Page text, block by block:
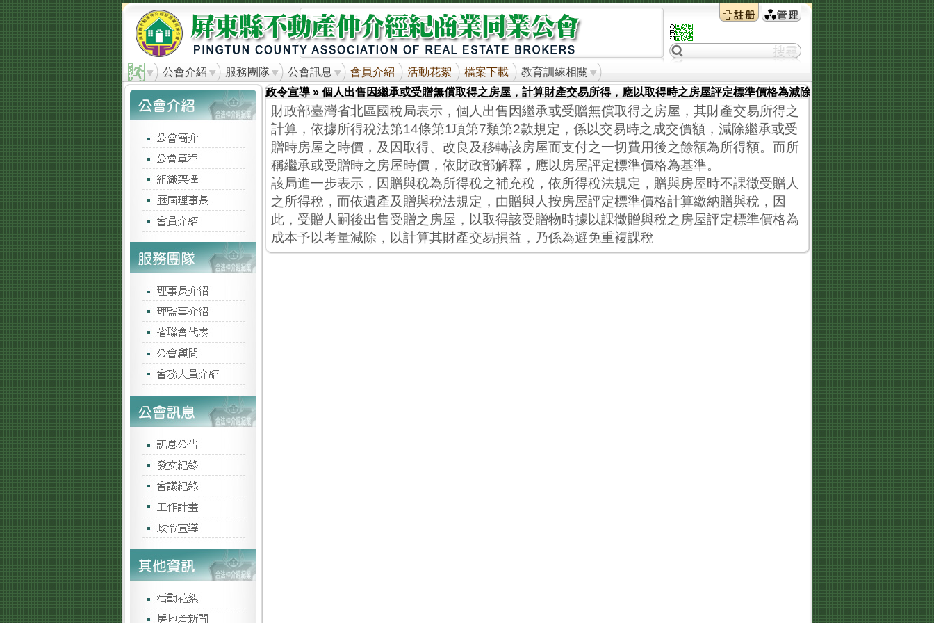
公會介紹 服務團隊 公會訊息 會員介紹 活動花絮 檔案下載
教育訓練相關
政令宣導» 個人出售因繼承或受贈無償取得之房屋，計算財產交易所得，應以取得時之房屋評定標準價格為減除成本
財政部臺灣省北區國稅局表示，個人出售因繼承或受贈無償取得之房屋，其財產交易所得之
計算，依據所得稅法第14條第1項第7類第2款規定，係以交易時之成交價額，減除繼承或受
贈時房屋之時價，及因取得、改良及移轉該房屋而支付之一切費用後之餘額為所得額。而所
稱繼承或受贈時之房屋時價，依財政部解釋，應以房屋評定標準價格為基準。
該局進一步表示，因贈與稅為所得稅之補充稅，依所得稅法規定，贈與房屋時不課徵受贈人
之所得稅，而依遺產及贈與稅法規定，由贈與人按房屋評定標準價格計算繳納贈與稅，因
此，受贈人嗣後出售受贈之房屋，以取得該受贈物時據以課徵贈與稅之房屋評定標準價格為
成本予以考量減除，以計算其財產交易損益，乃係為避免重複課稅